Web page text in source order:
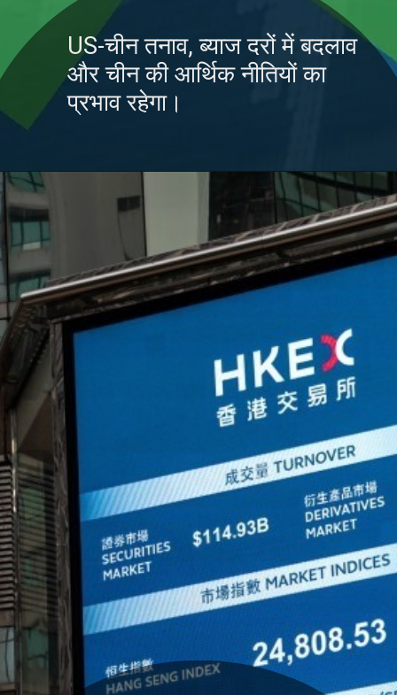
US-चीन तनाव, ब्याज दरों में बदलाव
और चीन की आर्थिक नीतियों का
प्रभाव रहेगा।